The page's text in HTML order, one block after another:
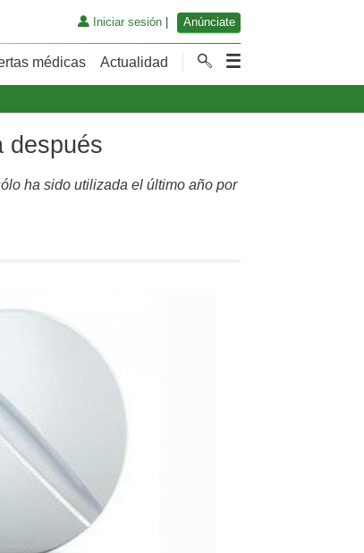
Iniciar sesión| Anúnciate
médicas Actualidad
después
ha sido utilizada el último año por